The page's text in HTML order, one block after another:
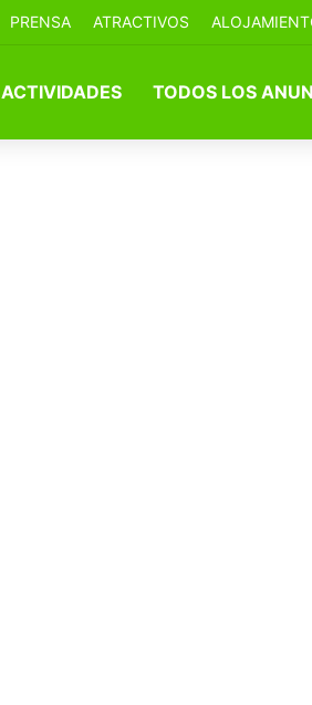
PRENSA ATRACTIVOS
ACTIVIDADES TODOS LOS